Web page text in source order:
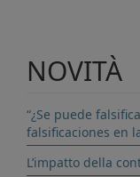
NOVITÀ
“¿Se puede
falsificaciones en
L’impatto della